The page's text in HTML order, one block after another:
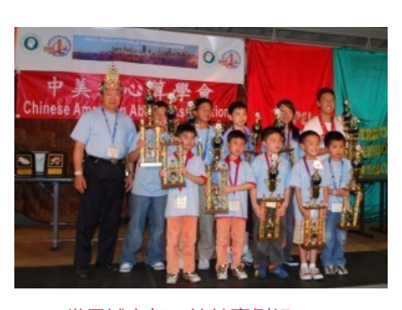
會創會理事長王宗忱先生的致詞中揭開序幕。 此次比賽全國各地選
手齊聚一堂，個個摩拳擦掌，準備大展身手、一較高下。心算比賽
是以年級分組，每位指導教練針對選手的學..